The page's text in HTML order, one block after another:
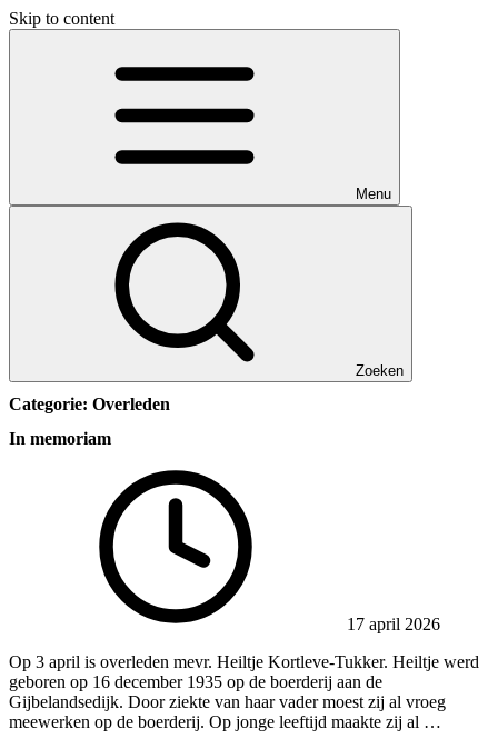
Skip to content
Menu
Zoeken
Categorie: Overleden
In memoriam
17 april 2026
Op 3 april is overleden mevr. Heiltje Kortleve-Tukker. Heiltje werd
geboren op 16 december 1935 op de boerderij aan de
Gijbelandsedijk. Door ziekte van haar vader moest zij al vroeg
meewerken op de boerderij. Op jonge leeftijd maakte zij al …